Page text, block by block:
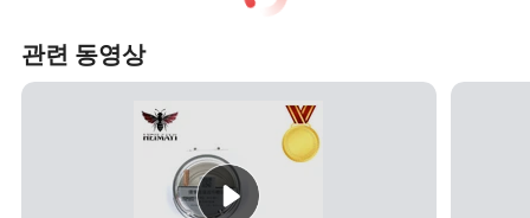
으로 광통신 및 네트워크 케이블 분야의 전문 제조업체로,
R&D, 생산 및 판매를 통합하는 기술 중심 기업입니다. 네트
워크 케이블, 광 케이블, ODF, 광 트랜시버 등 광범위한 제품
PoE 스위처, KVM 스위처 등. 또한 전 세계 고객의 다양한
요구를 충족하도록 맞춤 제작된 완벽한 OEM/ODM 서비스
관련 동영상